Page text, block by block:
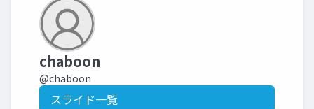
chaboon
@chaboon
スライド一覧